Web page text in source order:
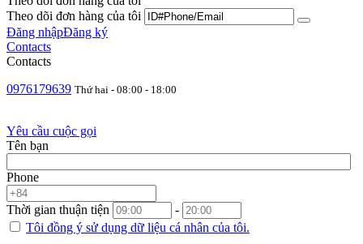
Theo dõi đơn hàng của tôi
Đăng nhậpĐăng ký
Contacts
Contacts
0976179639 Thứ hai - 08:00 - 18:00
Yêu cầu cuộc gọi
Tên bạn
Phone
Thời gian thuận tiện
-
Tôi đồng ý sử dụng dữ liệu cá nhân của tôi.